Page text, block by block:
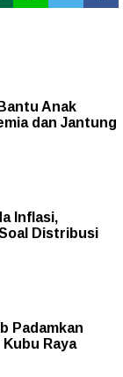
Anak
dan Jantung
Inflasi,
Distribusi
Padamkan
Raya